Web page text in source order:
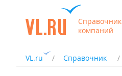
Справочник
компаний
VL.ru Справочник